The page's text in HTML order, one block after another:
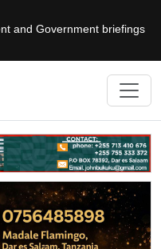
and Government briefings